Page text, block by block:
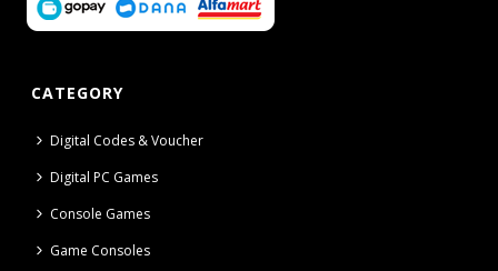
CATEGORY
Digital Codes & Voucher
Digital PC Games
Console Games
Game Consoles